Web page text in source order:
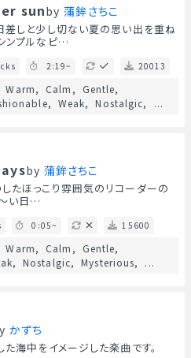
sunby 蒲鉾さちこ
差しと少し切ない夏の思い出を重ね
ンプルなピ…
2:19~ 20013
Warm Calm
Gentle
Weak Nostalgic ...
by 蒲鉾さちこ
たほっこり雰囲気のリコーダーの
い日…
0:05~ 15600
Warm Calm
Gentle
Nostalgic Mysterious ...
かずち
海中をイメージした楽曲です。